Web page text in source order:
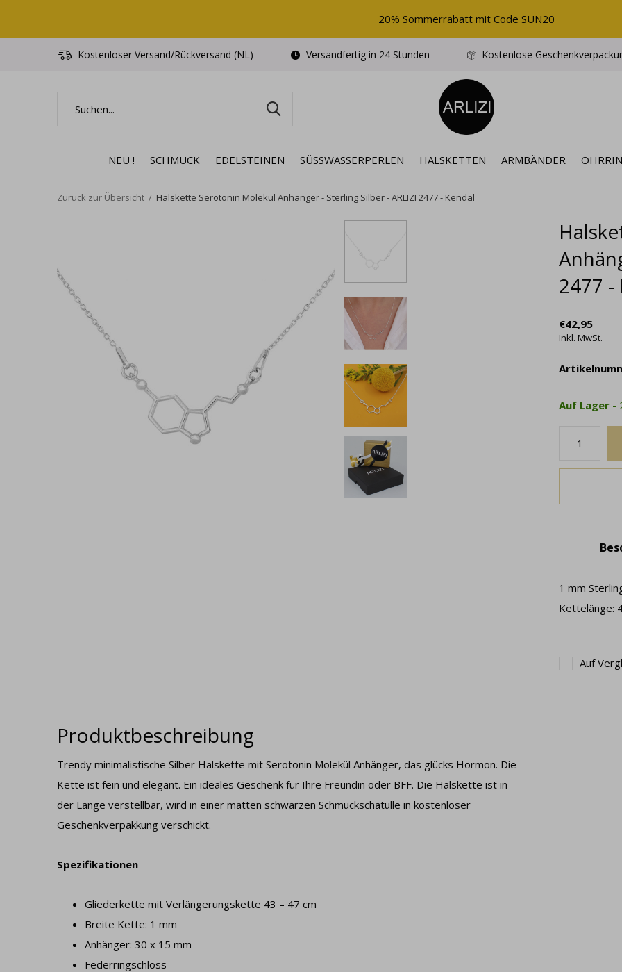
NEU ! SCHMUCK EDELSTEINEN SÜSSWASSERPERLEN HALSKETTEN ARMBÄNDER
Kostenloser Versand/Rückversand (NL) Versandfertig in 24 Stunden Kostenlose
20% Sommerrabatt mit Code SUN20
Zurück zur Übersicht Halskette Serotonin Molekül Anhänger - Sterling Silber - ARLIZI 2477 - Kendal
2477 -
€42,95
Inkl. MwSt.
Auf Lager -
1 mm
Kettelänge:
Auf
Produktbeschreibung
Trendy minimalistische Silber Halskette mit Serotonin Molekül Anhänger, das glücks Hormon. Die
Kette ist fein und elegant. Ein ideales Geschenk für Ihre Freundin oder BFF. Die Halskette ist in
der Länge verstellbar, wird in einer matten schwarzen Schmuckschatulle in kostenloser
Geschenkverpakkung verschickt.
Spezifikationen
Gliederkette mit Verlängerungskette 43 – 47 cm
Breite Kette: 1 mm
Anhänger: 30 x 15 mm
Federringschloss